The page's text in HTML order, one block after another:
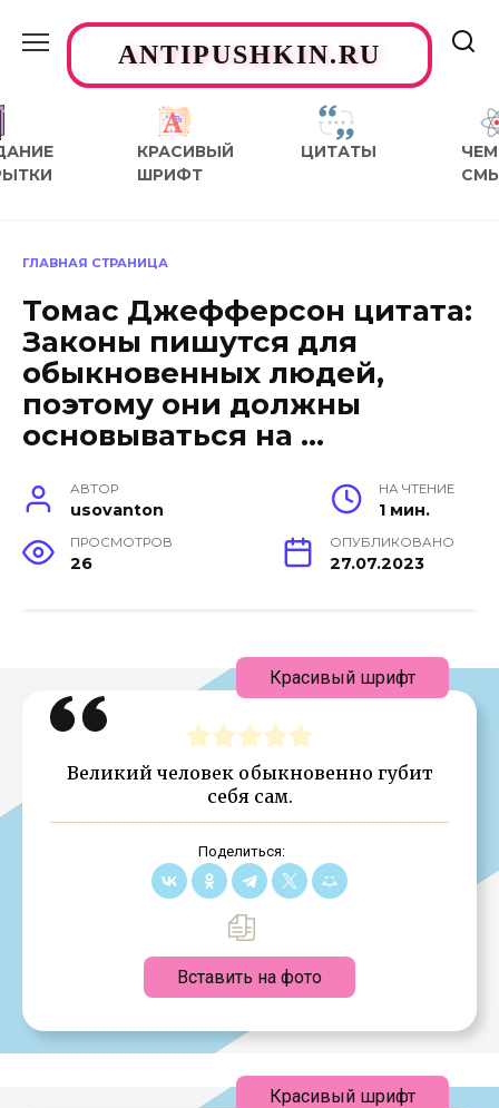
содержаниюANTIPUSHKIN.RU
КРАСИВЫЙ
ШРИФТ
ЦИТАТЫ
ЧЕМ
ГЛАВНАЯ СТРАНИЦА
Томас Джефферсон цитата:
Законы пишутся для
обыкновенных людей,
поэтому они должны
основываться на …
АВТОР
usovanton
НА ЧТЕНИЕ
1 мин.
ПРОСМОТРОВ
26
ОПУБЛИКОВАНО
27.07.2023
Великий человек обыкновенно губит
себя сам.
Поделиться:
Вставить на фото
Красивый шрифт
Красивый шрифт